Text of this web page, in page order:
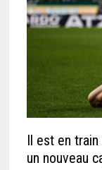
Il est en
un nouveau